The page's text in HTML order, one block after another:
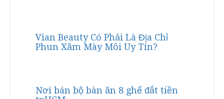
Vian Beauty Có Phải Là Địa Chỉ
Phun Xăm Mày Môi Uy Tín?
Nơi bán bộ bàn ăn 8 ghế đắt tiền